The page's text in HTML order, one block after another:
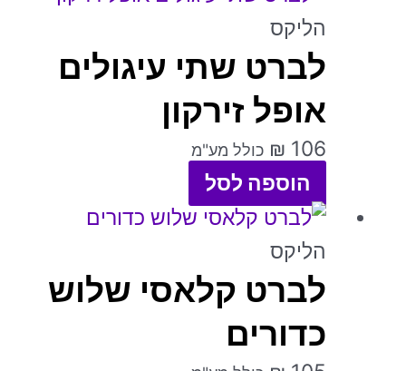
לבחור
את
האפשרויות
בעמוד
המוצר
הליקס
לברט שתי עיגולים
אופל זירקון
₪ 106 כולל מע"מ
הוספה לסל
הליקס
לברט קלאסי שלוש
כדורים
למוצר
זה
יש
סוגים.